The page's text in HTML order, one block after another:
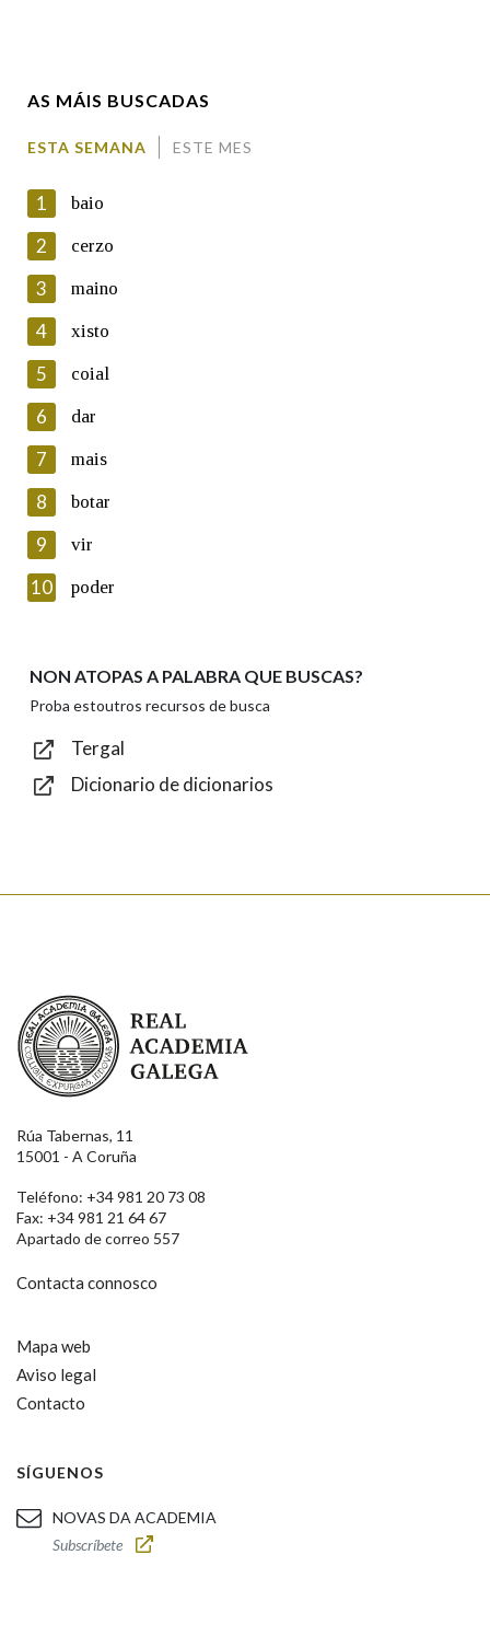
En cumprimento da normativa vixente en materia de
Protección de Datos de Carácter Persoal, a Real Academia
Galega informa a aqueles usuarios que faciliten o seu correo
electrónico, así como calquera outra información de carácter
persoal, que estes datos serán obxecto de tratamento
automatizado de carácter confidencial e incorporados aos seus
ficheiros informáticos. Así mesmo, os usuarios poderán exercer o
seu dereito de acceso, rectificación, oposición e cancelación dos
seus datos poñéndose en contacto connosco.
Lin e acepto as condicións da política de
Introduce o código que aparece na imaxe:
Texto de verificación
AS MÁIS BUSCADAS
ESTA SEMANA ESTE MES
1 baio
2 cerzo
3 maino
4 xisto
5 coial
6 dar
7 mais
8 botar
9 vir
10 poder
NON ATOPAS A PALABRA QUE BUSCAS?
Proba estoutros recursos de busca
Tergal
Dicionario de dicionarios
Real Academia Galega
Rúa Tabernas, 11
15001 - A Coruña
Teléfono: +34 981 20 73 08
Fax: +34 981 21 64 67
Apartado de correo 557
Contacta connosco
Mapa web
Aviso legal
Contacto
SÍGUENOS
NOVAS DA ACADEMIA
Subscríbete